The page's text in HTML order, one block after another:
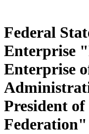
Federal
Enterprise
Enterprise
President
Federation"